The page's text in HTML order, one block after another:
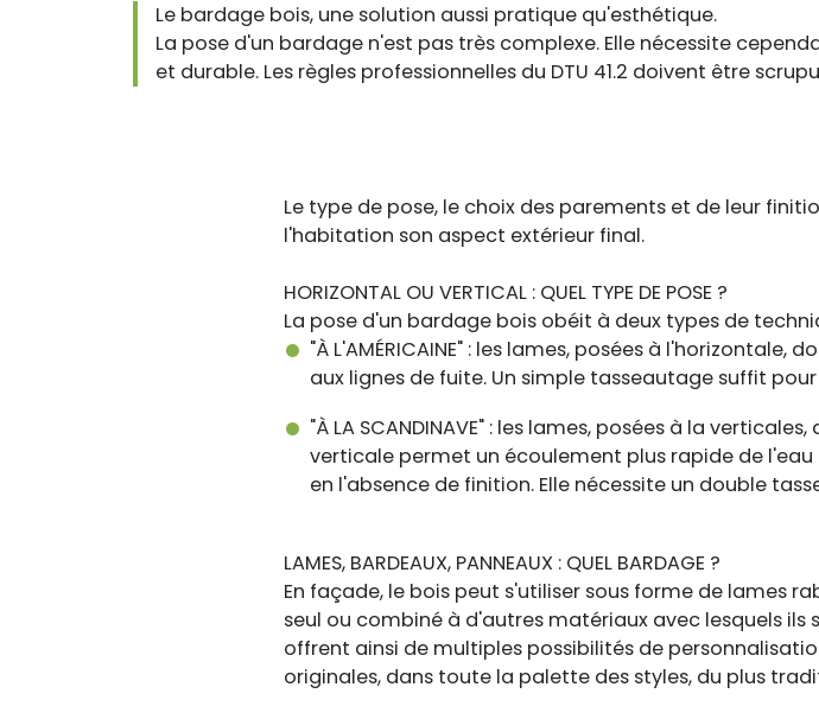
Le bardage bois, une solution aussi pratique qu'esthétique.
La pose d'un bardage n'est pas très complexe. Elle nécessite
et durable. Les règles professionnelles du DTU 41.2 doivent être
Le type de pose, le choix des parements et de leur
l'habitation son aspect extérieur final.
HORIZONTAL OU VERTICAL : QUEL TYPE DE POSE ?
La pose d'un bardage bois obéit à deux types de
"À L'AMÉRICAINE" : les lames, posées à
aux lignes de fuite. Un simple tasseautage suffit
"À LA SCANDINAVE" : les lames, posées à la
verticale permet un écoulement plus rapide de
en l'absence de finition. Elle nécessite un double
LAMES, BARDEAUX, PANNEAUX : QUEL BARDAGE ?
En façade, le bois peut s'utiliser sous forme de lames
seul ou combiné à d'autres matériaux avec lesquels
offrent ainsi de multiples possibilités de
originales, dans toute la palette des styles, du plus